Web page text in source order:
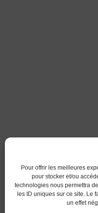
Pour offrir les meilleures
pour stocker et/ou
technologies nous permettra
les ID uniques sur ce site. Le
un effet
© 2017